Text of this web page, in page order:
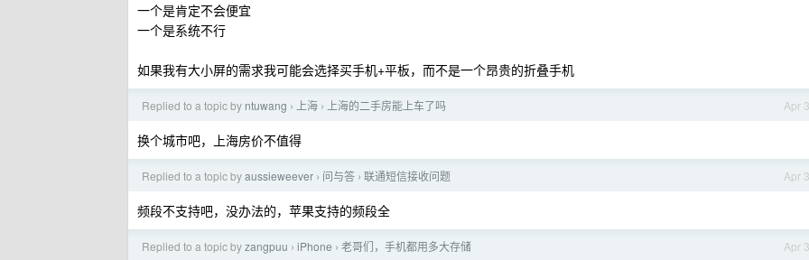
一个是肯定不会便宜
一个是系统不行
如果我有大小屏的需求我可能会选择买手机+平板，而不是一个昂贵的折叠手机
Apr 3
Replied to a topic by ntuwang › 上海 › 上海的二手房能上车了吗
换个城市吧，上海房价不值得
Apr 3
Replied to a topic byaussieweever › 问与答 › 联通短信接收问题
频段不支持吧，没办法的，苹果支持的频段全
Apr 3
Replied to a topic byzangpuu › iPhone › 老哥们，手机都用多大存储